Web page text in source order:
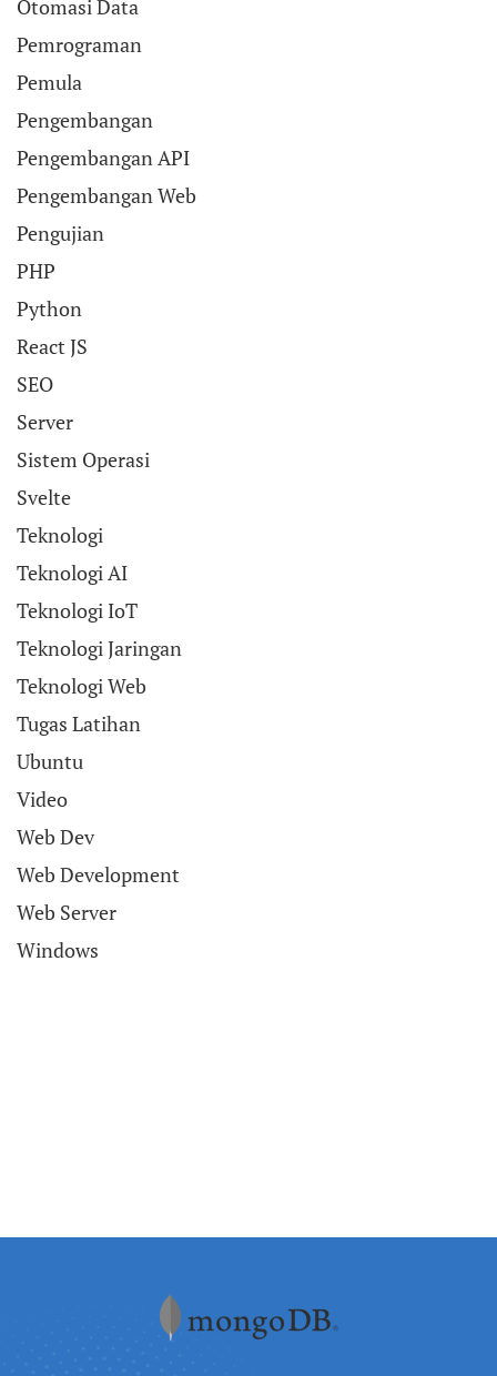
Otomasi Data
Pemrograman
Pemula
Pengembangan
Pengembangan API
Pengembangan Web
Pengujian
PHP
Python
React JS
SEO
Server
Sistem Operasi
Svelte
Teknologi
Teknologi AI
Teknologi IoT
Teknologi Jaringan
Teknologi Web
Tugas Latihan
Ubuntu
Video
Web Dev
Web Development
Web Server
Windows